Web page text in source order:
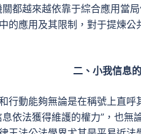
都越來越依靠于綜合應用當
的應用及其限制，對于提煉
二、小我信息
行動能夠無論是在稱號上直呼
依法獲得維護的權力”，也